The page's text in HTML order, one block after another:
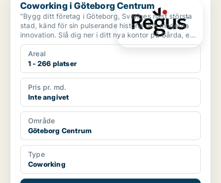
Coworking i Göteborg Centrum
"Bygg ditt företag i Göteborg, Sveriges näst största
stad, känd för sin pulserande historia och moderna
innovation. Slå dig ner i ditt nya kontor på Gårda, e...
Areal
1 - 266 platser
Pris pr. md.
Inte angivet
Område
Göteborg Centrum
Type
Coworking